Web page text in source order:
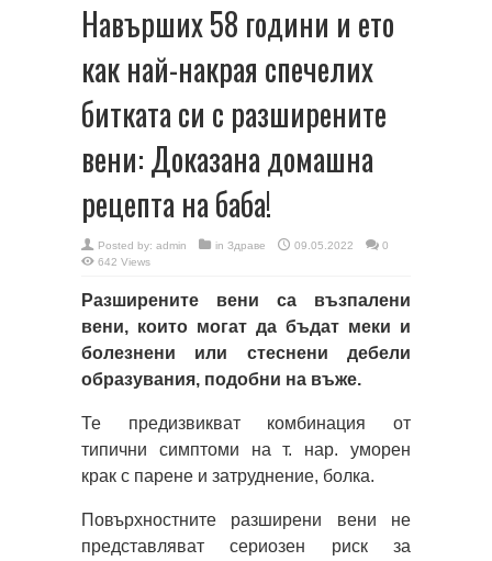
Навърших 58 години и ето
как най-накрая спечелих
битката си с разширените
вени: Доказана домашна
рецепта на баба!
Posted by: admin in Здраве 09.05.2022
0
642 Views
Разширените вени са възпалени
вени, които могат да бъдат меки и
болезнени или стеснени дебели
образувания, подобни на въже.
Те предизвикват комбинация от
типични симптоми на т. нар. уморен
крак с парене и затруднение, болка.
Повърхностните разширени вени не
представляват сериозен риск за